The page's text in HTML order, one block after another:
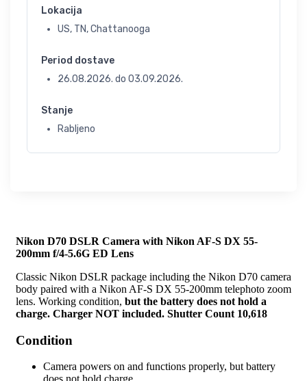
Lokacija
US, TN, Chattanooga
Period dostave
26.08.2026. do 03.09.2026.
Stanje
Rabljeno